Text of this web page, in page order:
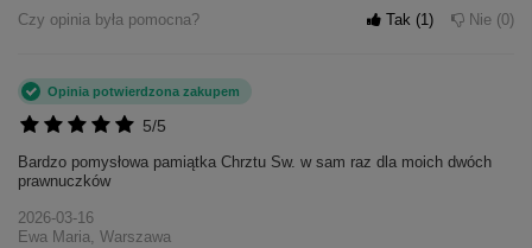
Czy opinia była pomocna?
Tak 1 Nie 0
5/5
Opinia potwierdzona zakupem
Bardzo pomysłowa pamiątka Chrztu Sw. w sam raz dla moich dwóch
prawnuczków
2026-03-16
Ewa Maria, Warszawa